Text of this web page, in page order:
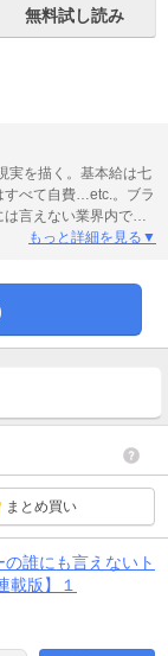
無料試し読み
実を描く。基本給は七
すべて自費…etc.。ブラ
言えない業界内での
もっと詳細を見る▼
まとめ買い
誰にも言えないト
載版】１